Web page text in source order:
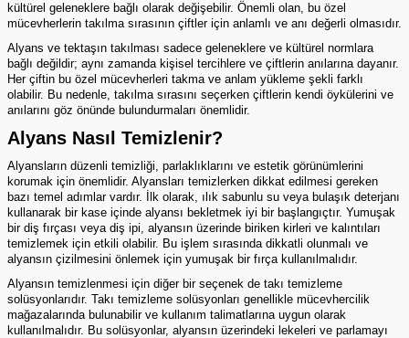
kültürel geleneklere bağlı olarak değişebilir. Önemli olan, bu özel
mücevherlerin takılma sırasının çiftler için anlamlı ve anı değerli olmasıdır.
Alyans ve tektaşın takılması sadece geleneklere ve kültürel normlara
bağlı değildir; aynı zamanda kişisel tercihlere ve çiftlerin anılarına dayanır.
Her çiftin bu özel mücevherleri takma ve anlam yükleme şekli farklı
olabilir. Bu nedenle, takılma sırasını seçerken çiftlerin kendi öykülerini ve
anılarını göz önünde bulundurmaları önemlidir.
Alyans Nasıl Temizlenir?
Alyansların düzenli temizliği, parlaklıklarını ve estetik görünümlerini
korumak için önemlidir. Alyansları temizlerken dikkat edilmesi gereken
bazı temel adımlar vardır. İlk olarak, ılık sabunlu su veya bulaşık deterjanı
kullanarak bir kase içinde alyansı bekletmek iyi bir başlangıçtır. Yumuşak
bir diş fırçası veya diş ipi, alyansın üzerinde biriken kirleri ve kalıntıları
temizlemek için etkili olabilir. Bu işlem sırasında dikkatli olunmalı ve
alyansın çizilmesini önlemek için yumuşak bir fırça kullanılmalıdır.
Alyansın temizlenmesi için diğer bir seçenek de takı temizleme
solüsyonlarıdır. Takı temizleme solüsyonları genellikle mücevhercilik
mağazalarında bulunabilir ve kullanım talimatlarına uygun olarak
kullanılmalıdır. Bu solüsyonlar, alyansın üzerindeki lekeleri ve parlamayı